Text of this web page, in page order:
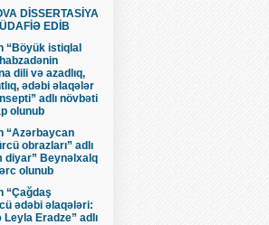
DİSSERTASİYA
EDİB
“Böyük istiqlal
dili və azadlıq,
ədəbi əlaqələr
adlı növbəti
olunub
“Azərbaycan
obrazları” adlı
diyar” Beynəlxalq
olunub
“Çağdaş
ədəbi əlaqələri:
Eradze” adlı